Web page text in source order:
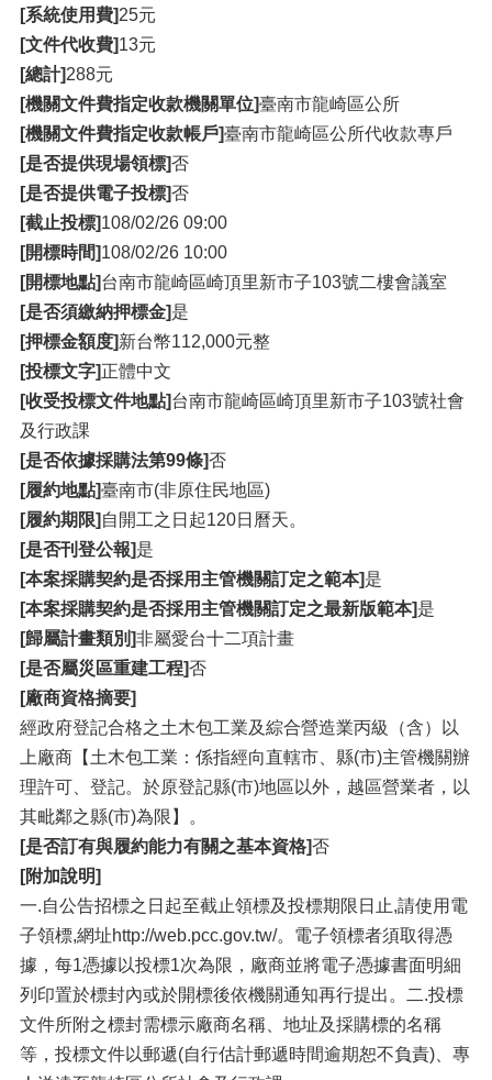
[系統使用費]25元
[文件代收費]13元
[總計]288元
[機關文件費指定收款機關單位]臺南市龍崎區公所
[機關文件費指定收款帳戶]臺南市龍崎區公所代收款專戶
[是否提供現場領標]否
[是否提供電子投標]否
[截止投標]108/02/26 09:00
[開標時間]108/02/26 10:00
[開標地點]台南市龍崎區崎頂里新市子103號二樓會議室
[是否須繳納押標金]是
[押標金額度]新台幣112,000元整
[投標文字]正體中文
[收受投標文件地點]台南市龍崎區崎頂里新市子103號社會
及行政課
[是否依據採購法第99條]否
[履約地點]臺南市(非原住民地區)
[履約期限] 自開工之日起120日曆天。
[是否刊登公報]是
[本案採購契約是否採用主管機關訂定之範本]是
[本案採購契約是否採用主管機關訂定之最新版範本]是
[歸屬計畫類別]非屬愛台十二項計畫
[是否屬災區重建工程]否
[廠商資格摘要]
經政府登記合格之土木包工業及綜合營造業丙級（含）以
上廠商【土木包工業：係指經向直轄市、縣(市)主管機關辦
理許可、登記。於原登記縣(市)地區以外，越區營業者，以
其毗鄰之縣(市)為限】。
[是否訂有與履約能力有關之基本資格]否
[附加說明]
一.自公告招標之日起至截止領標及投標期限日止,請使用電
子領標,網址http://web.pcc.gov.tw/。電子領標者須取得憑
據，每1憑據以投標1次為限，廠商並將電子憑據書面明細
列印置於標封內或於開標後依機關通知再行提出。二.投標
文件所附之標封需標示廠商名稱、地址及採購標的名稱
等，投標文件以郵遞(自行估計郵遞時間逾期恕不負責)、專